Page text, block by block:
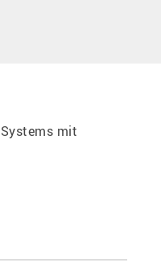
mit